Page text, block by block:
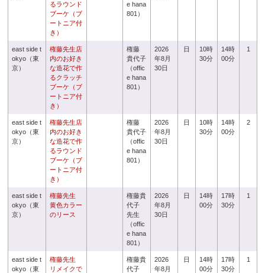
るラウンド
ブーケ（ブ
ートニア付
き）
e hana
801）
east side t
okyo（東
京）
権藤先生店
内のお好き
な造花で作
るクラッチ
ブーケ（ブ
ートニア付
き）
権藤
貴代子
（offic
e hana
801）
2026
年8月
30日
日
10時
30分
14時
00分
1
east side t
okyo（東
京）
権藤先生店
内のお好き
な造花で作
るラウンド
ブーケ（ブ
ートニア付
き）
権藤
貴代子
（offic
e hana
801）
2026
年8月
30日
日
10時
30分
14時
00分
2
east side t
okyo（東
京）
権藤先生
黄色カラー
のリース
権藤貴
代子
先生
（offic
e hana
801）
2026
年8月
30日
日
14時
00分
17時
30分
1
east side t
okyo（東
権藤先生
リメイクで
権藤貴
代子
2026
年8月
日
14時
00分
17時
30分
1